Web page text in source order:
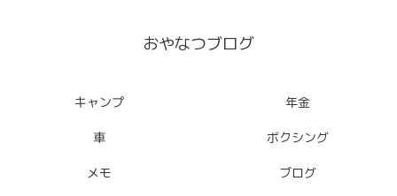
おやなつブログ
キャンプ 年金
車 ボクシング
メモ ブログ